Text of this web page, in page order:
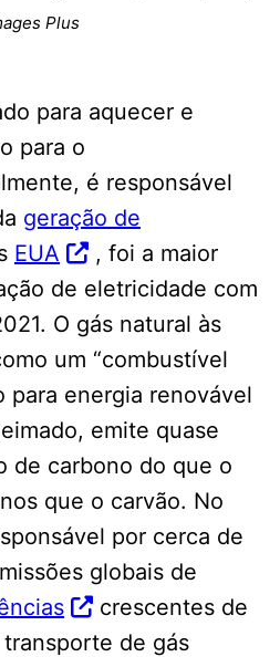
Plus
para aquecer e
para o
é responsável
geração de
EUA
, foi a maior
de eletricidade com
O gás natural às
um “combustível
para energia renovável
emite quase
de carbono do que o
que o carvão. No
por cerca de
globais de
crescentes de
de gás